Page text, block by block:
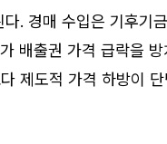
. 경매 수입은 기후기
배출권 가격 급락을 방
제도적 가격 하방이